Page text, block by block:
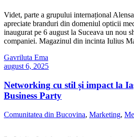
Videt, parte a grupului internațional
apreciate branduri din domeniul opticii
inaugurat pe 6 august la Suceava un nou
companiei. Magazinul din incinta Iulius
Gavriluta Ema
august 6, 2025
Networking cu stil și impact la
Business Party
Comunitatea din Bucovina, Marketing,